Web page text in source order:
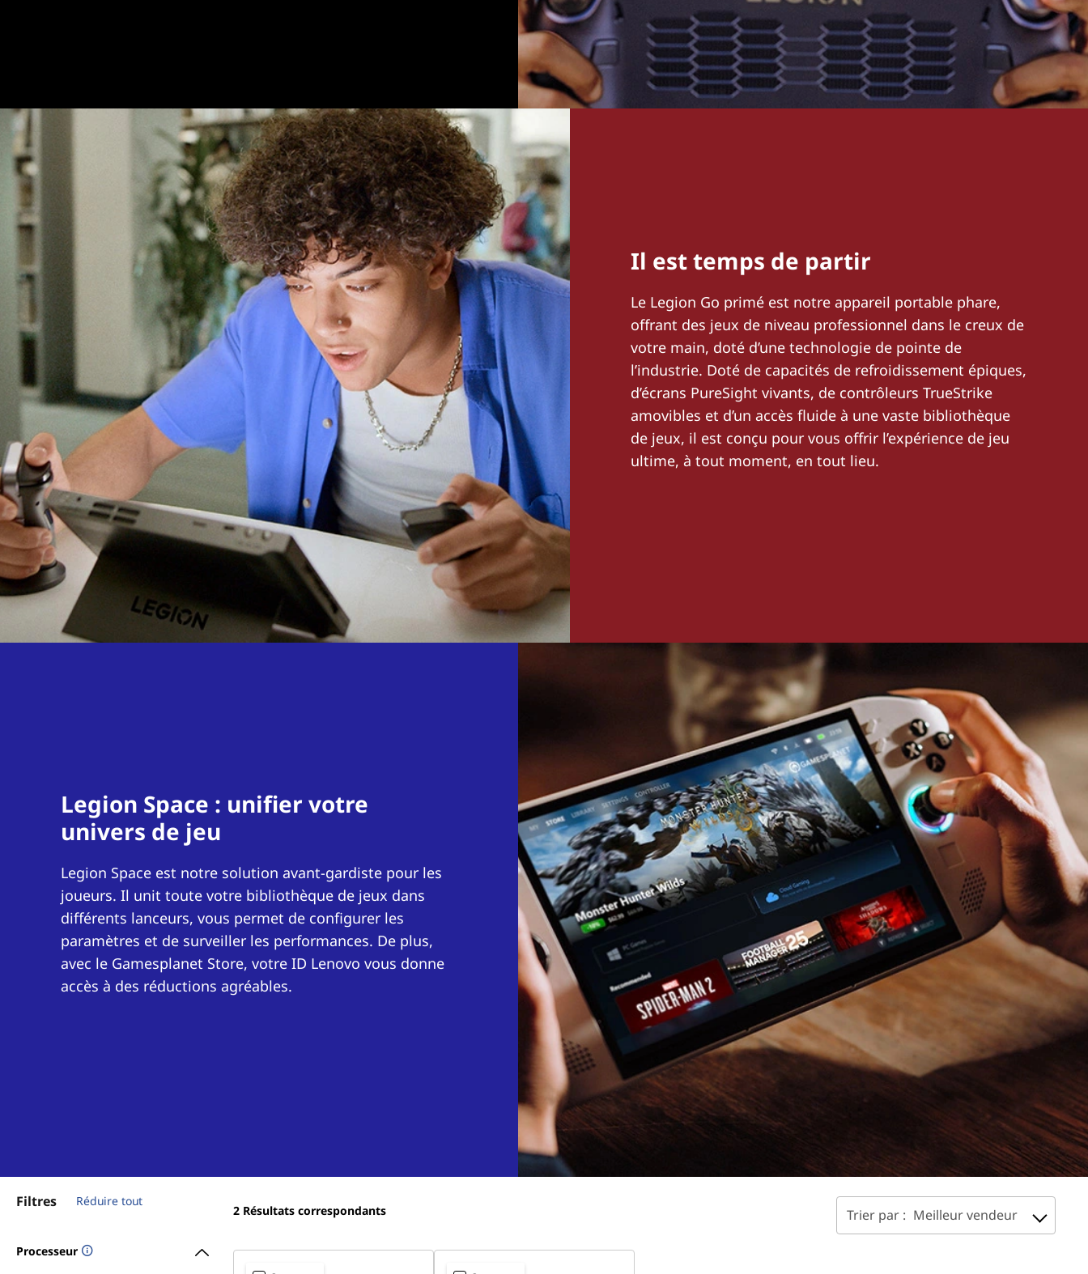
Il est temps de partir
Le Legion Go primé est notre appareil portable phare,
offrant des jeux de niveau professionnel dans le creux de
votre main, doté d’une technologie de pointe de
l’industrie. Doté de capacités de refroidissement épiques,
d’écrans PureSight vivants, de contrôleurs TrueStrike
amovibles et d’un accès fluide à une vaste bibliothèque
de jeux, il est conçu pour vous offrir l’expérience de jeu
ultime, à tout moment, en tout lieu.
Legion Space : unifier votre
univers de jeu
Legion Space est notre solution avant-gardiste pour les
joueurs. Il unit toute votre bibliothèque de jeux dans
différents lanceurs, vous permet de configurer les
paramètres et de surveiller les performances. De plus,
avec le Gamesplanet Store, votre ID Lenovo vous donne
accès à des réductions agréables.
Filtres Réduire tout
Processeur
2 Résultats correspondants Trier par : Meilleur vendeur